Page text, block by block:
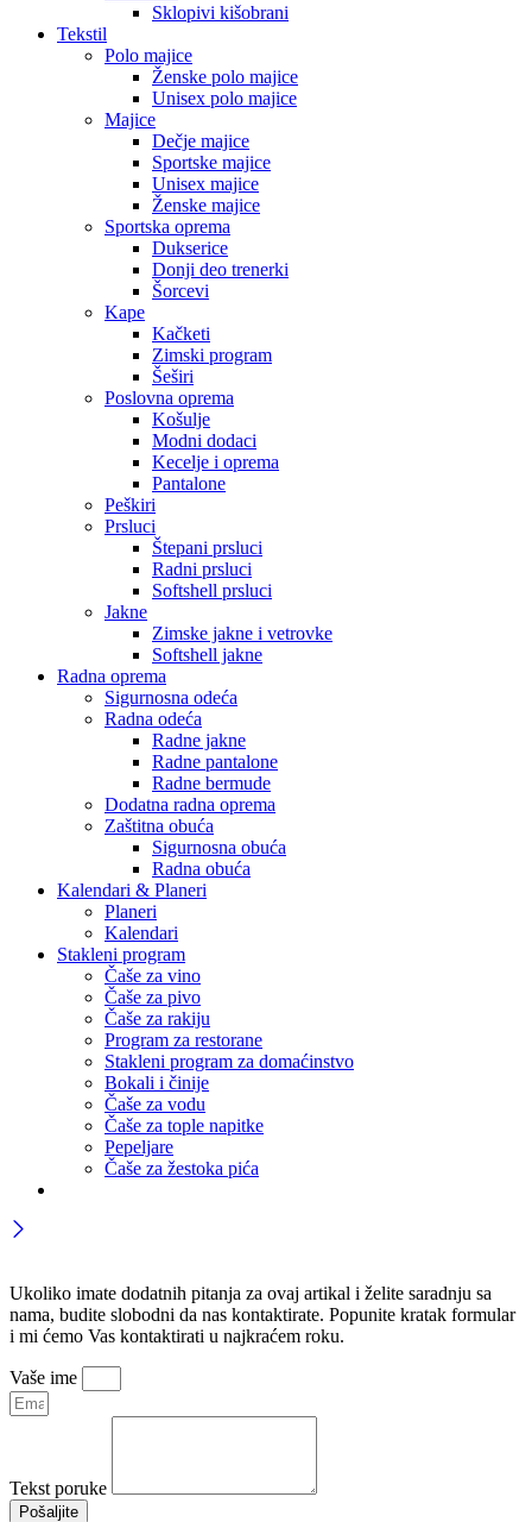
Sklopivi kišobrani
Tekstil
Polo majice
Ženske polo majice
Unisex polo majice
Majice
Dečje majice
Sportske majice
Unisex majice
Ženske majice
Sportska oprema
Dukserice
Donji deo trenerki
Šorcevi
Kape
Kačketi
Zimski program
Šeširi
Poslovna oprema
Košulje
Modni dodaci
Kecelje i oprema
Pantalone
Peškiri
Prsluci
Štepani prsluci
Radni prsluci
Softshell prsluci
Jakne
Zimske jakne i vetrovke
Softshell jakne
Radna oprema
Sigurnosna odeća
Radna odeća
Radne jakne
Radne pantalone
Radne bermude
Dodatna radna oprema
Zaštitna obuća
Sigurnosna obuća
Radna obuća
Kalendari & Planeri
Planeri
Kalendari
Stakleni program
Čaše za vino
Čaše za pivo
Čaše za rakiju
Program za restorane
Stakleni program za domaćinstvo
Bokali i činije
Čaše za vodu
Čaše za tople napitke
Pepeljare
Čaše za žestoka pića
Ukoliko imate dodatnih pitanja za ovaj artikal i želite saradnju sa
nama, budite slobodni da nas kontaktirate. Popunite kratak formular
i mi ćemo Vas kontaktirati u najkraćem roku.
Vaše ime
Tekst poruke
Pošaljite